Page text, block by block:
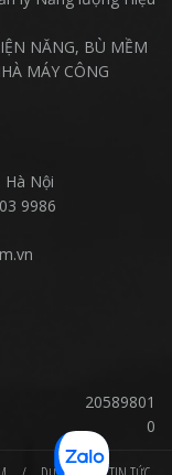
NĂNG, BÙ MỀM
MÁY CÔNG
Nội
9986
20589801
0